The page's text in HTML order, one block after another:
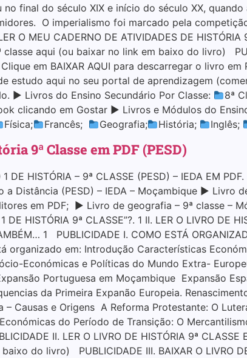
no final do século XIX e início do século XX,
O imperialismo foi marcado pela
O MEU CADERNO DE ATIVIDADES DE
aqui (ou baixar no link em baixo do livro)
Clique em BAIXAR AQUI para descarregar o livro
estudo aqui no seu portal de aprendizagem
▶ Livros do Ensino Secundário Por Classe: 8ª
clicando em Gostar ▶ Livros e Módulos do
Física; Francês; Geografia; História; Inglês;
9ª Classe em PDF (PESD)
1 DE HISTÓRIA – 9ª CLASSE (PESD) – IEDA EM
a Distância (PESD) – IEDA – Moçambique ▶
em PDF; ▶ Livro de geografia – 9ª classe –
DE HISTÓRIA 9ª CLASSE”?. 1 II. LER O LIVRO DE
1 PUBLICIDADE I. COMO ESTÁ
organizado em: Introdução Características
Económicas e Políticas do Mundo Extra-
Portuguesa em Moçambique Expansão
da Primeira Expanão Europeia.
– Causas e Origens A Reforma Protestante: O
do Período de Transição: O
II. LER O LIVRO DE HISTÓRIA 9ª
do livro) PUBLICIDADE III. BAIXAR O LIVRO